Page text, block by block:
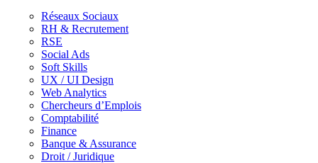
Réseaux Sociaux
RH & Recrutement
RSE
Social Ads
Soft Skills
UX / UI Design
Web Analytics
Chercheurs d’Emplois
Comptabilité
Finance
Banque & Assurance
Droit / Juridique